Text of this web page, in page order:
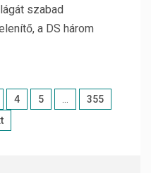
szabad
a DS három
4 5
355